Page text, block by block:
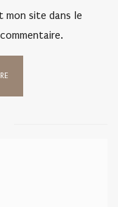
mon site dans le